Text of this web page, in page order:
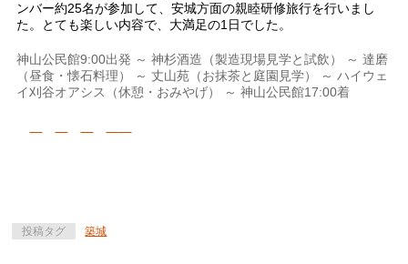
ンバー約25名が参加して、安城方面の親睦研修旅行を行いまし
た。とても楽しい内容で、大満足の1日でした。
神山公民館9:00出発 ～ 神杉酒造（製造現場見学と試飲） ～ 達磨
（昼食・懐石料理） ～ 丈山苑（お抹茶と庭園見学） ～ ハイウェ
イ刈谷オアシス（休憩・おみやげ） ～ 神山公民館17:00着
投稿タグ 築城